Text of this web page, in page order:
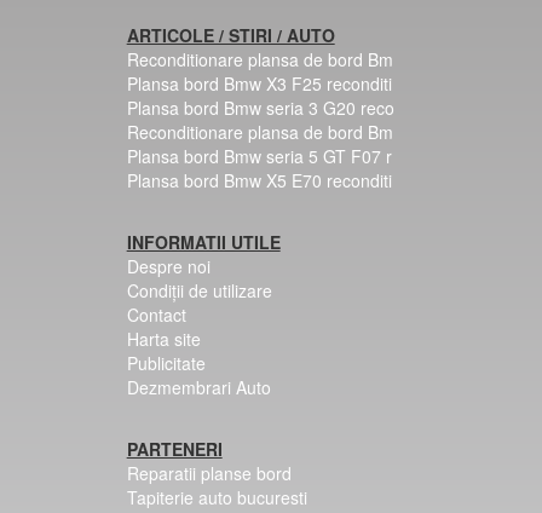
ARTICOLE / STIRI / AUTO
Reconditionare plansa de bord Bm
Plansa bord Bmw X3 F25 reconditi
Plansa bord Bmw seria 3 G20 reco
Reconditionare plansa de bord Bm
Plansa bord Bmw seria 5 GT F07 r
Plansa bord Bmw X5 E70 reconditi
INFORMATII UTILE
Despre noi
Condiții de utilizare
Contact
Harta site
Publicitate
Dezmembrari Auto
PARTENERI
Reparatii planse bord
Tapiterie auto bucuresti